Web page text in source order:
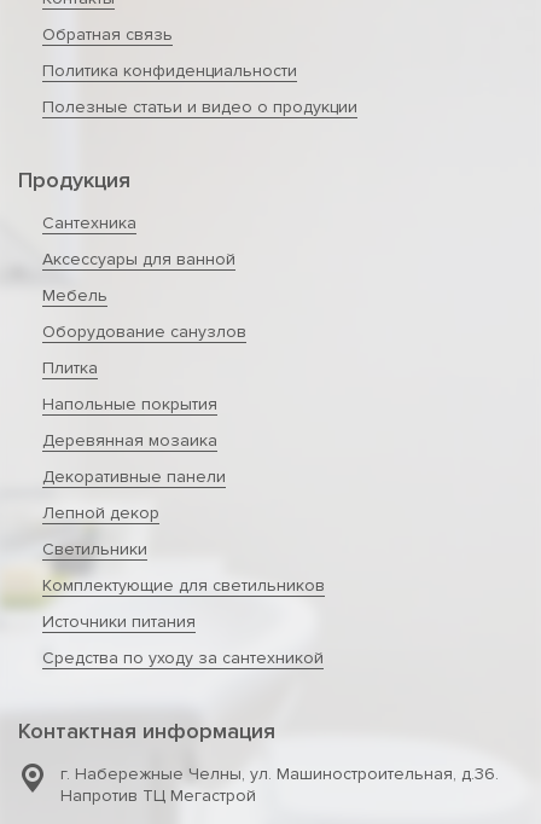
Обратная связь
Политика конфиденциальности
Полезные статьи и видео о продукции
Продукция
Сантехника
Аксессуары для ванной
Мебель
Оборудование санузлов
Плитка
Напольные покрытия
Деревянная мозаика
Декоративные панели
Лепной декор
Светильники
Комплектующие для светильников
Источники питания
Средства по уходу за сантехникой
Контактная информация
г. Набережные Челны, ул. Машиностроительная, д.36.
Напротив ТЦ Мегастрой